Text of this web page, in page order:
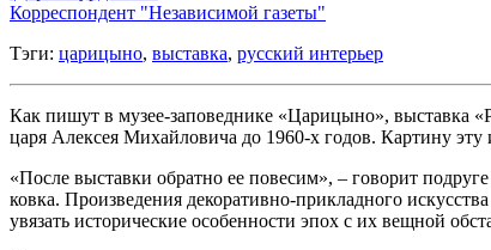
Корреспондент "Независимой газеты"
Тэги: царицыно, выставка, русский интерьер
Как пишут в музее-заповеднике «Царицыно», выставка
царя Алексея Михайловича до 1960-х годов. Картину эту
«После выставки обратно ее повесим», – говорит
ковка. Произведения декоративно-прикладного
увязать исторические особенности эпох с их вещной